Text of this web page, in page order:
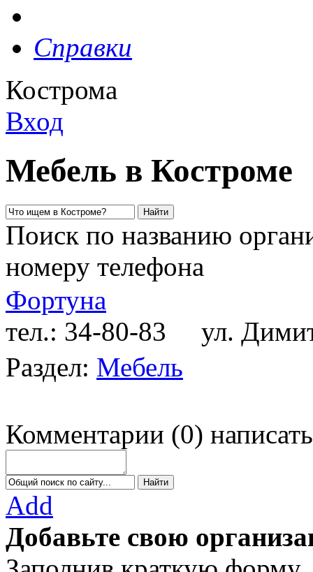
Справки
Кострома
Вход
Мебель в Костроме
Поиск по названию
номеру телефона
Фортуна
тел.: 34-80-83
ул.
Раздел: Мебель
Комментарии (0) написать
Add
Добавьте свою